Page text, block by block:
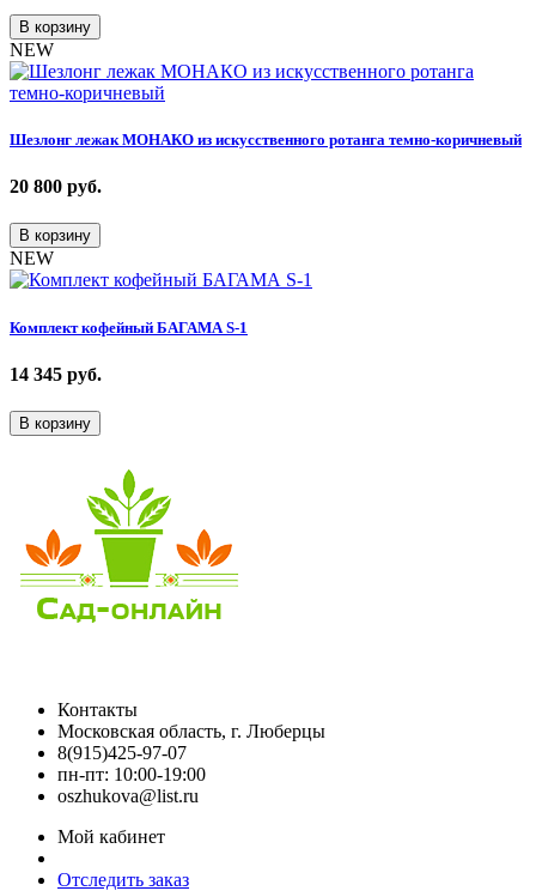
В корзину
NEW
Шезлонг лежак МОНАКО из искусственного ротанга темно-коричневый
20 800 руб.
В корзину
NEW
Комплект кофейный БАГАМА S-1
14 345 руб.
В корзину
Контакты
Московская область, г. Люберцы
8(915)425-97-07
пн-пт: 10:00-19:00
oszhukova@list.ru
Мой кабинет
Отследить заказ